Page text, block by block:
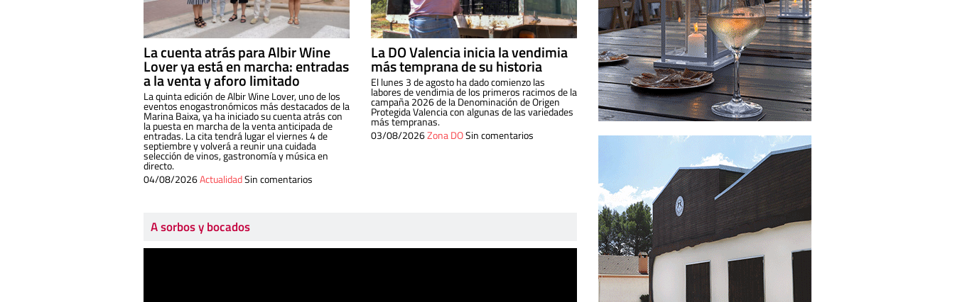
La cuenta atrás para Albir Wine
Lover ya está en marcha: entradas
a la venta y aforo limitado
La quinta edición de Albir Wine Lover, uno de los
eventos enogastronómicos más destacados de la
Marina Baixa, ya ha iniciado su cuenta atrás con
la puesta en marcha de la venta anticipada de
entradas. La cita tendrá lugar el viernes 4 de
septiembre y volverá a reunir una cuidada
selección de vinos, gastronomía y música en
directo.
04/08/2026ActualidadSin comentarios
La DO Valencia inicia la vendimia
más temprana de su historia
El lunes 3 de agosto ha dado comienzo las
labores de vendimia de los primeros racimos de la
campaña 2026 de la Denominación de Origen
Protegida Valencia con algunas de las variedades
más tempranas.
03/08/2026Zona DOSin comentarios
A sorbos y bocados